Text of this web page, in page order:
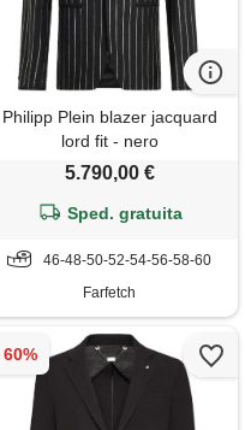
Philipp Plein blazer jacquard
lord fit - nero
5.790,00 €
Sped. gratuita
46-48-50-52-54-56-58-60
Farfetch